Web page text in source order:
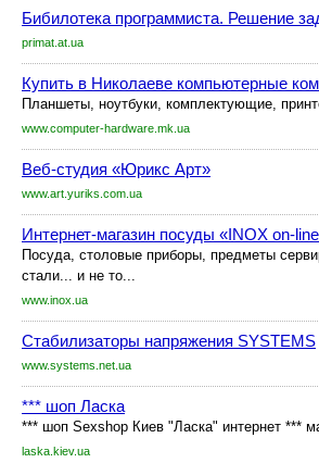
Бибилотека программиста. Решение
primat.at.ua
Купить в Николаеве компьютерные
Планшеты, ноутбуки, комплектующие,
www.computer-hardware.mk.ua
Веб-студия «Юрикс Арт»
www.art.yuriks.com.ua
Интернет-магазин посуды «INOX on-
Посуда, столовые приборы, предметы
стали... и не то...
www.inox.ua
Стабилизаторы напряжения SYSTEMS
www.systems.net.ua
*** шоп Ласка
*** шоп Sexshop Киев "Ласка" интернет ***
laska.kiev.ua